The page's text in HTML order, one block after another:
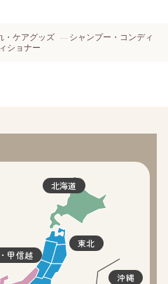
・ケアグッズ
シャンプー・コンディ
ショナー
北海道
東北
甲信越
沖縄